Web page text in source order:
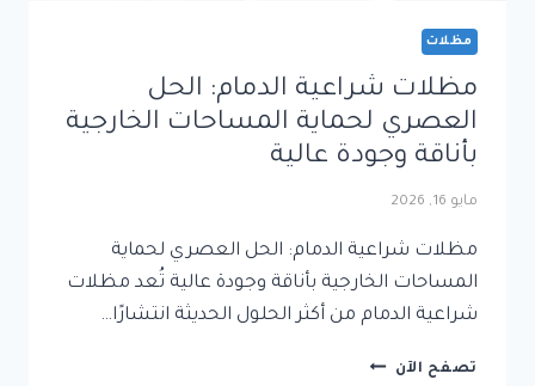
مظلات
مظلات شراعية الدمام: الحل
العصري لحماية المساحات الخارجية
بأناقة وجودة عالية
مايو 16, 2026
مظلات شراعية الدمام: الحل العصري لحماية
المساحات الخارجية بأناقة وجودة عالية تُعد مظلات
شراعية الدمام من أكثر الحلول الحديثة انتشارًا…
تصفح الآن مظلات